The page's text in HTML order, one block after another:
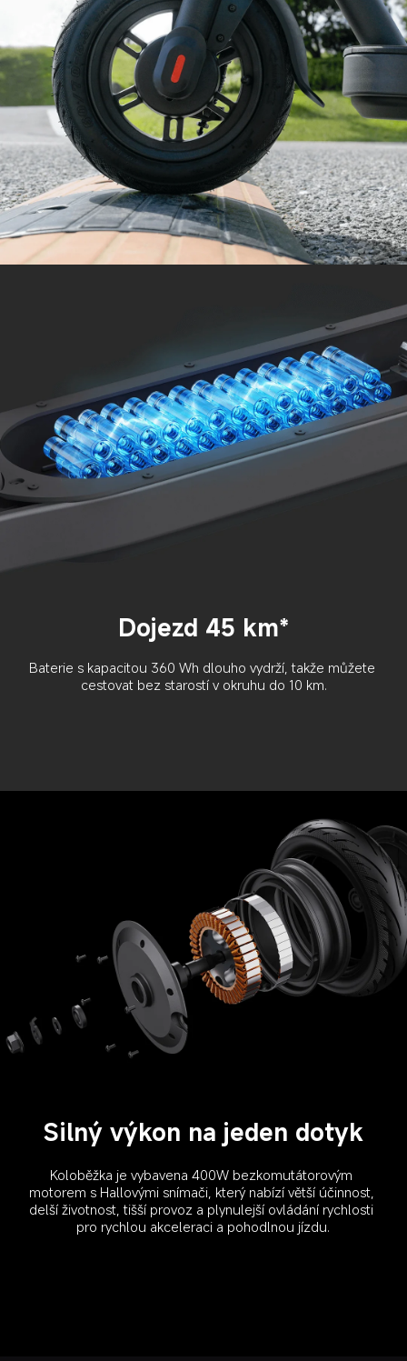
Dojezd 45 km*
Baterie s kapacitou 360 Wh dlouho vydrží, takže můžete
cestovat bez starostí v okruhu do 10 km.
Silný výkon na jeden dotyk
Koloběžka je vybavena 400W bezkomutátorovým
motorem s Hallovými snímači, který nabízí větší účinnost,
delší životnost, tišší provoz a plynulejší ovládání rychlosti
pro rychlou akceleraci a pohodlnou jízdu.